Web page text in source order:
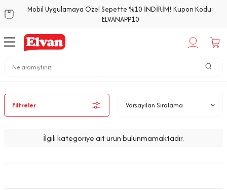
Mobil Uygulamaya Özel Sepette %10 İNDİRİM! Kupon Kodu:
ELVANAPP10
Filtreler
İlgili kategoriye ait ürün bulunmamaktadır.